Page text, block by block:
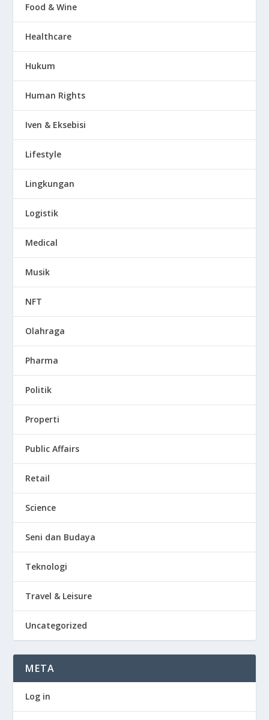
Food & Wine
Healthcare
Hukum
Human Rights
Iven & Eksebisi
Lifestyle
Lingkungan
Logistik
Medical
Musik
NFT
Olahraga
Pharma
Politik
Properti
Public Affairs
Retail
Science
Seni dan Budaya
Teknologi
Travel & Leisure
Uncategorized
META
Log in